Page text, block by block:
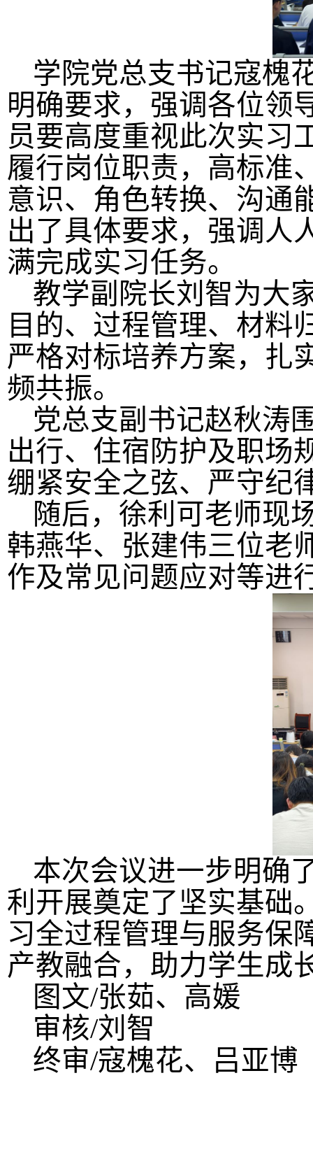
学院党总支书记寇槐
明确要求，强调各位领
员要高度重视此次实习
履行岗位职责，高标准
意识、角色转换、沟通
出了具体要求，强调人
满完成实习任务。
教学副院长刘智为大
目的、过程管理、材料
严格对标培养方案，扎
频共振。
党总支副书记赵秋涛
出行、住宿防护及职场
绷紧安全之弦、严守纪
随后，徐利可老师现
韩燕华、张建伟三位老
作及常见问题应对等进
本次会议进一步明确
利开展奠定了坚实基础
习全过程管理与服务保
产教融合，助力学生成
图文/张茹、高媛
审核/刘智
终审/寇槐花、吕亚博